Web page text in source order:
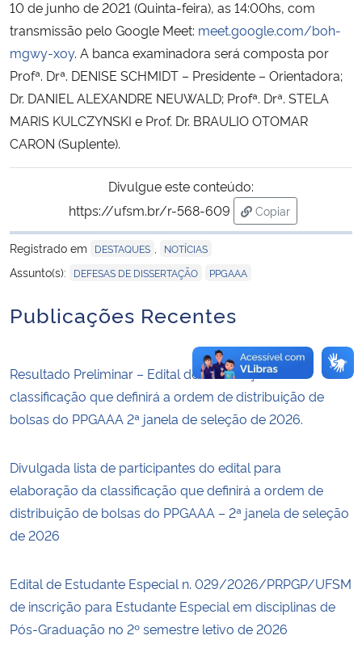
10 de junho de 2021 (Quinta-feira), as 14:00hs, com
transmissão pelo Google Meet: meet.google.com/boh-
mgwy-xoy. A banca examinadora será composta por
Profª. Drª. DENISE SCHMIDT – Presidente – Orientadora;
Dr. DANIEL ALEXANDRE NEUWALD; Profª. Drª. STELA
MARIS KULCZYNSKI e Prof. Dr. BRAULIO OTOMAR
CARON (Suplente).
Divulgue este conteúdo:
https://ufsm.br/r-568-609
Copiar
para área de
Registrado em
DESTAQUES NOTÍCIAS
Assunto(s): DEFESAS DE DISSERTAÇÃO PPGAAA
Publicações Recentes
Resultado Preliminar – Edital de Elaboração da
classificação que definirá a ordem de distribuição de
bolsas do PPGAAA 2ª janela de seleção de 2026.
Divulgada lista de participantes do edital para
elaboração da classificação que definirá a ordem de
distribuição de bolsas do PPGAAA – 2ª janela de seleção
de 2026
Edital de Estudante Especial n. 029/2026/PRPGP/UFSM
de inscrição para Estudante Especial em disciplinas de
Pós-Graduação no 2º semestre letivo de 2026